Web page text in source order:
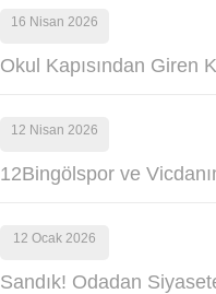
16 Nisan 2026
Okul Kapısından Giren
12 Nisan 2026
12Bingölspor ve
12 Ocak 2026
Sandık! Odadan